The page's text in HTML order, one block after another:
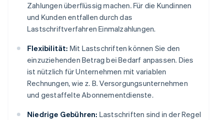
Zahlungen überflüssig machen. Für die Kundinnen
und Kunden entfallen durch das
Lastschriftverfahren Einmalzahlungen.
Flexibilität: Mit Lastschriften können Sie den
einzuziehenden Betrag bei Bedarf anpassen. Dies
ist nützlich für Unternehmen mit variablen
Rechnungen, wie z. B. Versorgungsunternehmen
und gestaffelte Abonnementdienste.
Niedrige Gebühren: Lastschriften sind in der Regel